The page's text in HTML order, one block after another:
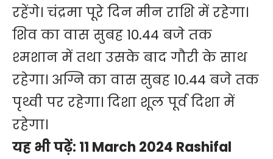
रहेंगे। चंद्रमा पूरे दिन मीन राशि में रहेगा।
शिव का वास सुबह 10.44 बजे तक
श्मशान में तथा उसके बाद गौरी के साथ
रहेगा। अग्नि का वास सुबह 10.44 बजे तक
पृथ्वी पर रहेगा। दिशा शूल पूर्व दिशा में
रहेगा।
यह भी पढ़ें: 11 March 2024 Rashifal